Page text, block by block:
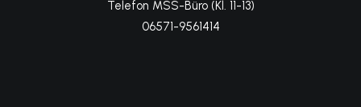
Telefon MSS-Büro (Kl. 11-13)
06571-9561414